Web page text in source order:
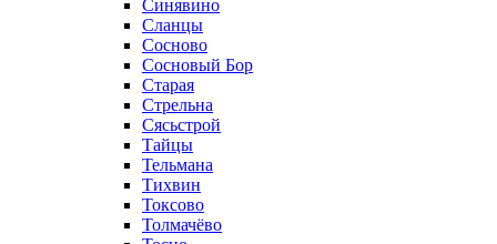
Синявино
Сланцы
Сосново
Сосновый Бор
Старая
Стрельна
Сясьстрой
Тайцы
Тельмана
Тихвин
Токсово
Толмачёво